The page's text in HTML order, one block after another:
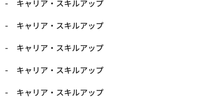
キャリア・スキルアップ
キャリア・スキルアップ
キャリア・スキルアップ
キャリア・スキルアップ
キャリア・スキルアップ